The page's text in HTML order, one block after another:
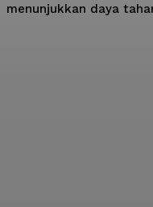
menunjukkan daya